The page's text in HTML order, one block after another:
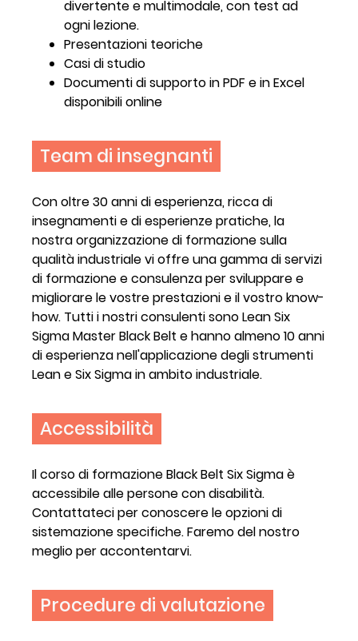
divertente e multimodale, con test ad
ogni lezione.
Presentazioni teoriche
Casi di studio
Documenti di supporto in PDF e in Excel
disponibili online
Team di insegnanti
Con oltre 30 anni di esperienza, ricca di
insegnamenti e di esperienze pratiche, la
nostra organizzazione di formazione sulla
qualità industriale vi offre una gamma di servizi
di formazione e consulenza per sviluppare e
migliorare le vostre prestazioni e il vostro know-
how. Tutti i nostri consulenti sono Lean Six
Sigma Master Black Belt e hanno almeno 10 anni
di esperienza nell'applicazione degli strumenti
Lean e Six Sigma in ambito industriale.
Accessibilità
Il corso di formazione Black Belt Six Sigma è
accessibile alle persone con disabilità.
Contattateci per conoscere le opzioni di
sistemazione specifiche. Faremo del nostro
meglio per accontentarvi.
Procedure di valutazione